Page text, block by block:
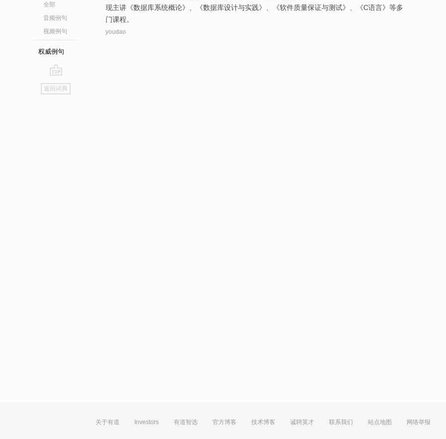
全部
音频例句
视频例句
权威例句
go
top
返回词典
现主讲《数据库系统概论》、《数据库设计与实践》、《软件质量保证与测试》、《C语言》 等多
门课程。
youdao
关于有道 Investors 有道智选 官方博客 技术博客 诚聘英才 联系我们 站点地图 网络举报